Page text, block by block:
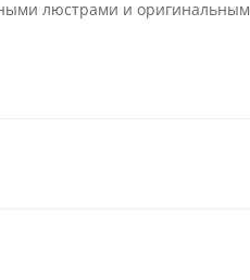
люстрами и оригинальным